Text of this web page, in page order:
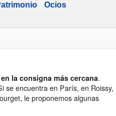
Ocios
la consigna más cercana.
se encuentra en París, en Roissy,
le proponemos algunas